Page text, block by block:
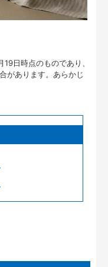
日時点のものであり、
があります。あらかじ